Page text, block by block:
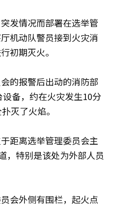
发情况而部署在选举管
机动队警员接到火灾消
初期灭火。
的报警后出动的消防部
备，约在火灾发生10分
灭了火焰。
距离选举管理委员会主
，特别是该处为外部人员
会外侧有围栏，起火点